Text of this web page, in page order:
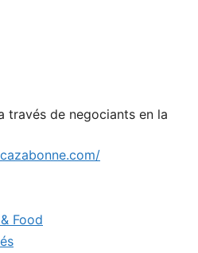
través de negociants en la
Food